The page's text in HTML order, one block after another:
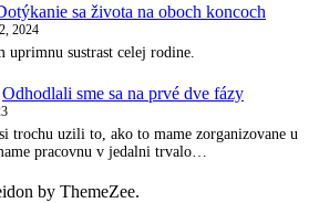
sa života na oboch koncoch
2024
uprimnu sustrast celej rodine.
Odhodlali sme sa na prvé dve fázy
trochu uzili to, ako to mame zorganizovane u
pracovnu v jedalni trvalo…
by ThemeZee.